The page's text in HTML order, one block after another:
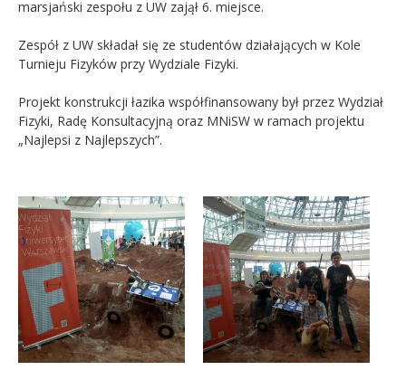
marsjański zespołu z UW zajął 6. miejsce.
Zespół z UW składał się ze studentów działających w Kole
Turnieju Fizyków przy Wydziale Fizyki.
Projekt konstrukcji łazika współfinansowany był przez Wydział
Fizyki, Radę Konsultacyjną oraz MNiSW w ramach projektu
„Najlepsi z Najlepszych”.